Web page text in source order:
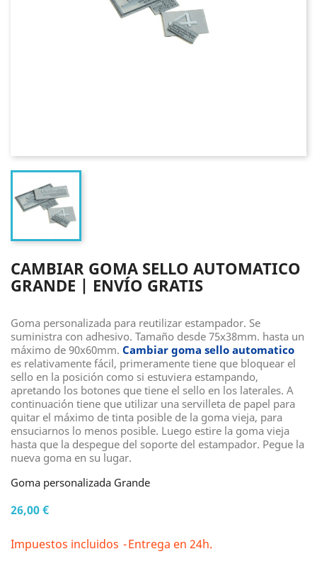
CAMBIAR GOMA SELLO AUTOMATICO
GRANDE | ENVÍO GRATIS
Goma personalizada para reutilizar estampador. Se
suministra con adhesivo. Tamaño desde 75x38mm. hasta un
máximo de 90x60mm. Cambiar goma sello automatico
es relativamente fácil, primeramente tiene que bloquear el
sello en la posición como si estuviera estampando,
apretando los botones que tiene el sello en los laterales. A
continuación tiene que utilizar una servilleta de papel para
quitar el máximo de tinta posible de la goma vieja, para
ensuciarnos lo menos posible. Luego estire la goma vieja
hasta que la despegue del soporte del estampador. Pegue la
nueva goma en su lugar.
Goma personalizada Grande
26,00 €
Impuestos incluidos Entrega en 24h.